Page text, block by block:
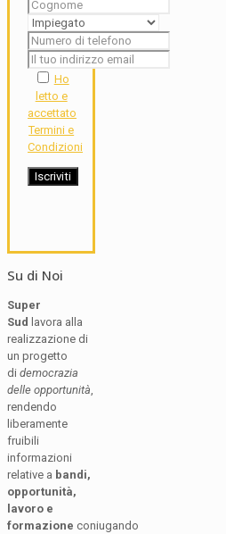
Ho
letto e
accettato
Termini e
Condizioni
Su di Noi
Super
Sud lavora alla
realizzazione di
un progetto
di democrazia
delle opportunità
rendendo
liberamente
fruibili
informazioni
relative a bandi,
opportunità,
lavoro e
formazione coniugando